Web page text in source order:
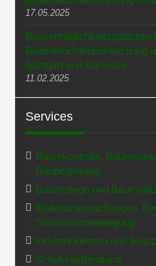
17.05.2025
Bodenfeuchteüberwachung
Stuttgart und Karlsruhe
11.02.2025
Services
Baumkontrolle,
Baubegleitung
Baumpflege und
Bodenuntersuchungen,
Staunässebeseitigung
Industrieklettern und
Schulung/Beratung